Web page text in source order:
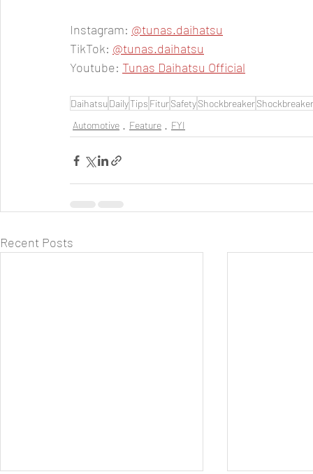
Instagram: @tunas.daihatsu
TikTok: @tunas.daihatsu
Youtube: Tunas Daihatsu Official
DaihatsuDailyTips FiturSafetyShockbreaker
Automotive
Feature FYI
Recent Posts